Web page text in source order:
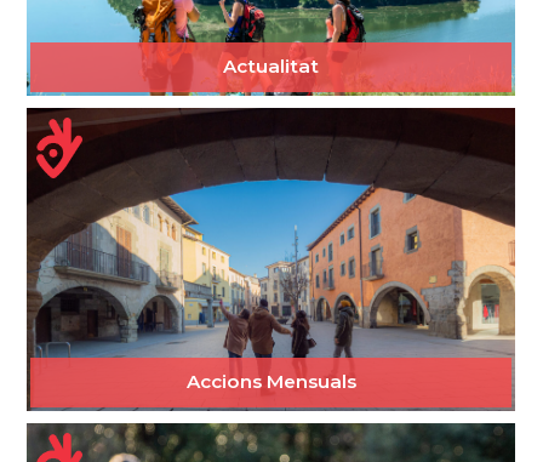
Actualitat
Accions Mensuals